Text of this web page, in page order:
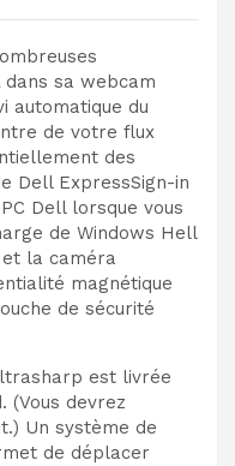
sa webcam
automatique du
de votre flux
des
Dell ExpressSign-in
Dell lorsque vous
de Windows Hell
la caméra
magnétique
de sécurité
est livrée
(Vous devrez
Un système de
de déplacer